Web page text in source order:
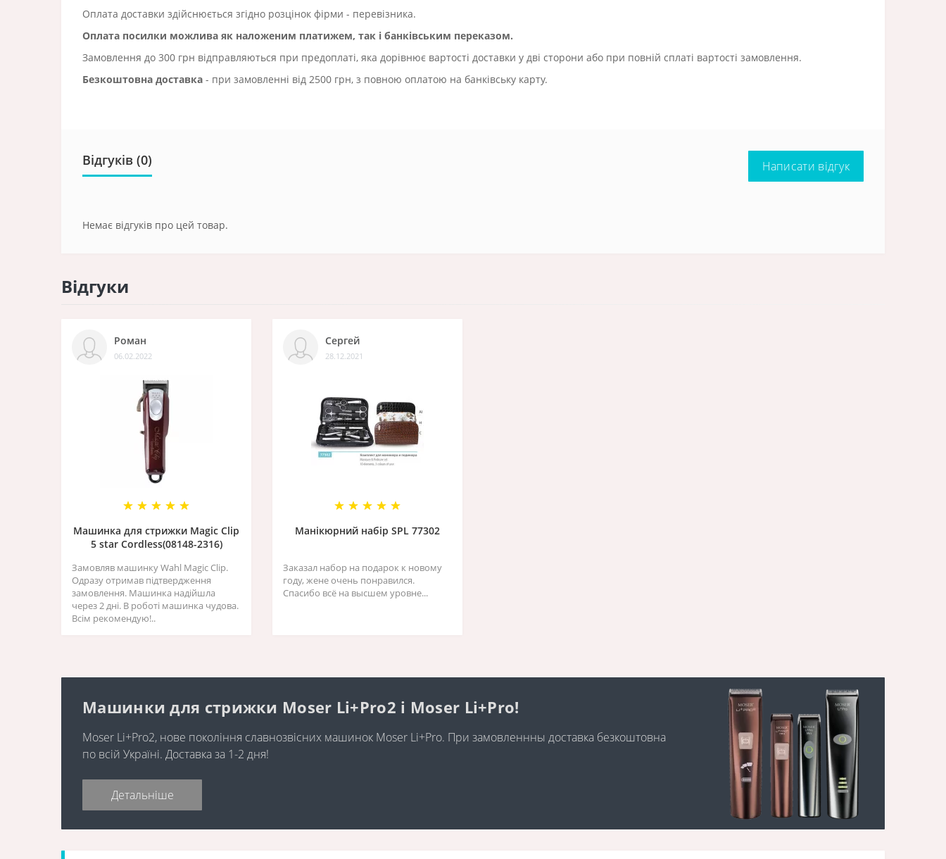
Оплата доставки здійснюється згідно розцінок фірми - перевізника.
Оплата посилки можлива як наложеним платижем, так і банківським переказом.
Замовлення до 300 грн відправляються при предоплаті, яка дорівнює вартості доставки у дві сторони або при повній сплаті вартості замовлення.
Безкоштовна доставка - при замовленні від 2500 грн, з повною оплатою на банківську карту.
Відгуків (0) Написати відгук
Немає відгуків про цей товар.
Відгуки
Роман
06.02.2022
Машинка для стрижки Magic Clip
5 star Cordless(08148-2316)
Замовляв машинку Wahl Magic Clip.
Одразу отримав підтвердження
замовлення. Машинка надійшла
через 2 дні. В роботі машинка чудова.
Всім рекомендую!..
Сергей
28.12.2021
Манікюрний набір SPL 77302
Заказал набор на подарок к новому
году, жене очень понравился.
Спасибо всё на высшем уровне...
Машинки для стрижки Moser Li+Pro2 і Moser Li+Pro!
Moser Li+Pro2, нове покоління славнозвісних машинок Moser Li+Pro. При замовленнны доставка безкоштовна
по всій Україні. Доставка за 1-2 дня!
Детальніше